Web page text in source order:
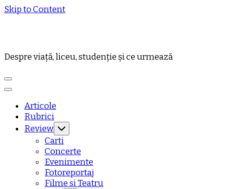
Skip to Content
Despre viață, liceu, studenție și ce urmează
Articole
Rubrici
Review
Carti
Concerte
Evenimente
Fotoreportaj
Filme si Teatru